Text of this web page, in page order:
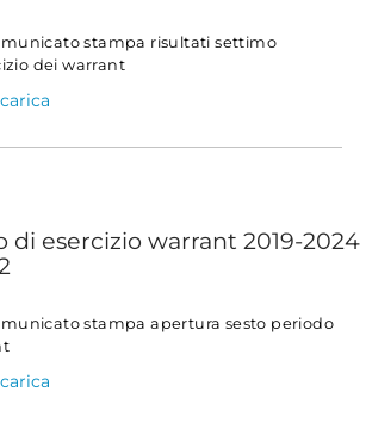
stampa risultati settimo
dei warrant
di esercizio warrant 2019-2024
stampa apertura sesto periodo